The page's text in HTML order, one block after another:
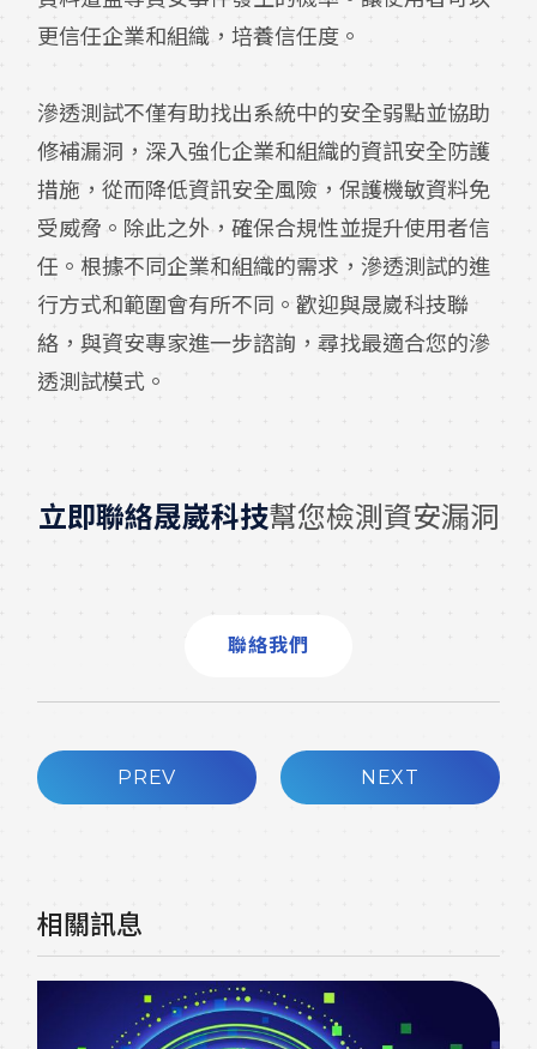
更信任企業和組織，培養信任度。
滲透測試不僅有助找出系統中的安全弱點並協助
修補漏洞，深入強化企業和組織的資訊安全防護
措施，從而降低資訊安全風險，保護機敏資料免
受威脅。除此之外，確保合規性並提升使用者信
任。根據不同企業和組織的需求，滲透測試的進
行方式和範圍會有所不同。歡迎與晟崴科技聯
絡，與資安專家進一步諮詢，尋找最適合您的滲
透測試模式。
立即聯絡晟崴科技幫您檢測資安漏洞
聯絡我們
PREV NEXT
相關訊息